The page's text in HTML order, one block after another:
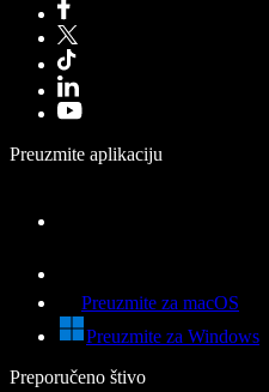
Preuzmite aplikaciju
Preuzmite za macOS
Preuzmite za Windows
Preporučeno štivo